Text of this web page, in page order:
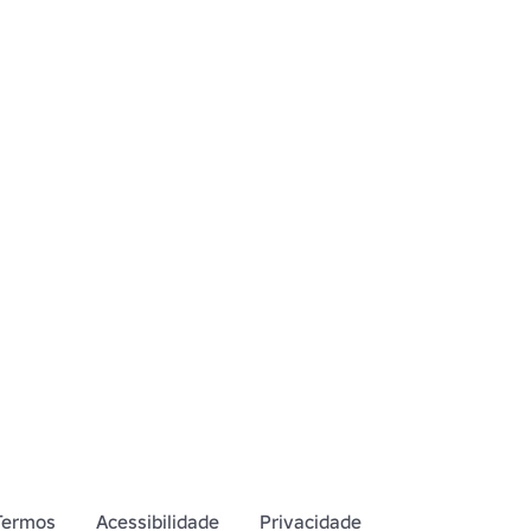
Acessibilidade Privacidade